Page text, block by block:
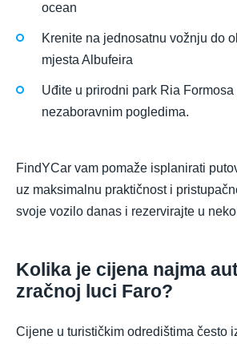
ocean
Krenite na jednosatnu vožnju do
mjesta Albufeira
Uđite u prirodni park Ria Formosa
nezaboravnim pogledima.
FindYCar vam pomaže isplanirati
uz maksimalnu praktičnost i
svoje vozilo danas i rezervirajte u
Kolika je cijena najma
zračnoj luci Faro?
Cijene u turističkim odredištima često